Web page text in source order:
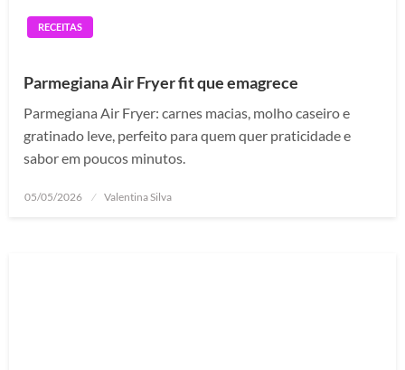
RECEITAS
Parmegiana Air Fryer fit que emagrece
Parmegiana Air Fryer: carnes macias, molho caseiro e
gratinado leve, perfeito para quem quer praticidade e
sabor em poucos minutos.
Posted
05/05/2026 Valentina Silva